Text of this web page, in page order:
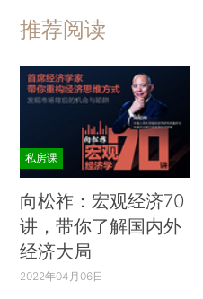
推荐阅读
私房课
向松祚：宏观经济70
讲，带你了解国内外
经济大局
2022年04月06日